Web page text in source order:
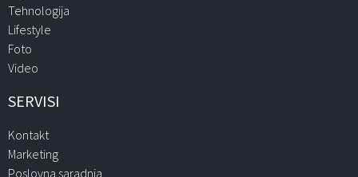
Tehnologija
Lifestyle
Foto
Video
SERVISI
Kontakt
Marketing
Poslovna saradnja